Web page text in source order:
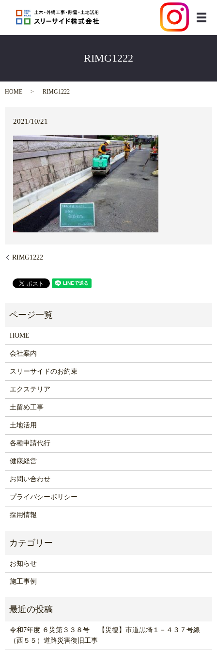
メ
RIMG1222
HOME RIMG1222
2021/10/21
RIMG1222
HOME
会社案内
スリーサイドのお約束
エクステリア
土留め工事
土地活用
各種申請代行
健康経営
お問い合わせ
プライバシーポリシー
採用情報
お知らせ
施工事例
令和7年度 ６災第３３８号 【災復】市道黒埼１－４３７号線
（西５５）道路災害復旧工事